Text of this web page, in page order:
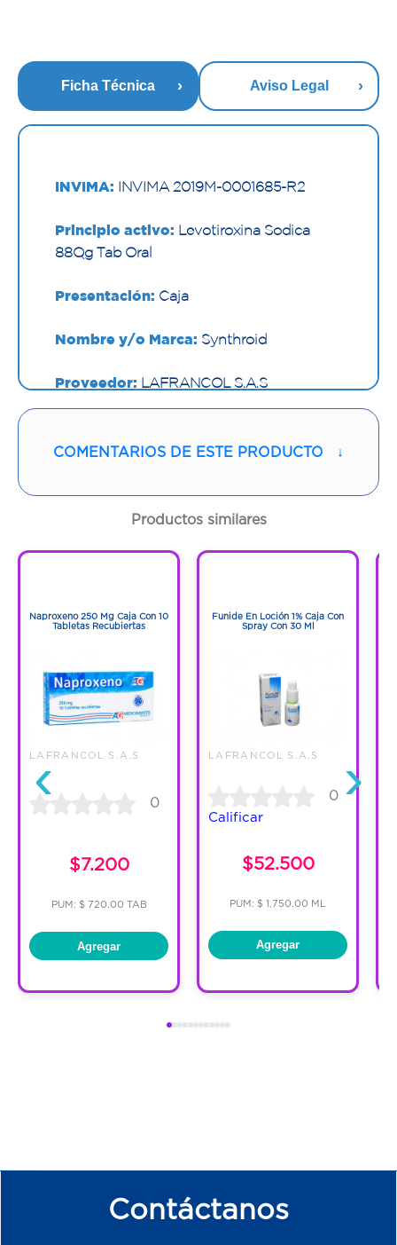
Ficha Técnica Aviso Legal
INVIMA: INVIMA 2019M-0001685-R2
Principio activo: Levotiroxina Sodica
88µg Tab Oral
Presentación: Caja
Nombre y/o Marca: Synthroid
Proveedor: LAFRANCOL S.A.S
90 Tabletas
Código:1283947
COMENTARIOS DE ESTE PRODUCTO ↓
Productos similares
‹
Naproxeno 250 Mg Caja Con 10
Tabletas Recubiertas
LAFRANCOL S.A.S
0
$7.200
PUM: $ 720.00 TAB
Agregar
Funide En Loción 1% Caja Con
Spray Con 30 Ml
LAFRANCOL S.A.S
0
Calificar
$52.500
PUM: $ 1,750.00 ML
Agregar
›
Contáctanos